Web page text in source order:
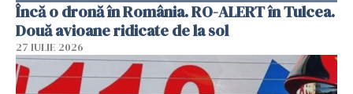
Încă o dronă în România. RO-ALERT în Tulcea.
Două avioane ridicate de la sol
27 IULIE 2026